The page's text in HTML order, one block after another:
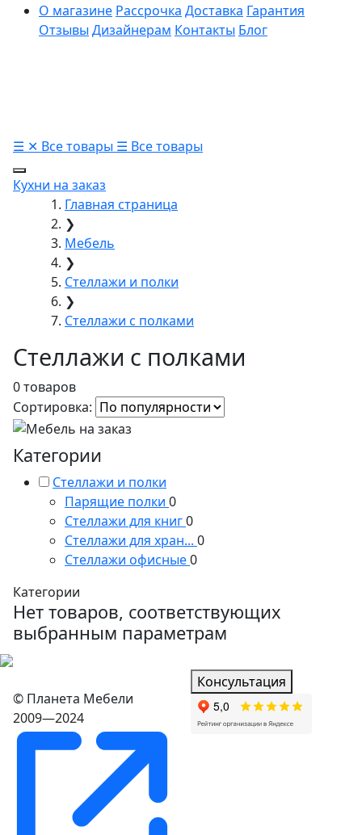
О магазине Рассрочка Доставка Гарантия
Отзывы Дизайнерам Контакты Блог
☰ ✕ Все товары ☰ Все товары
Кухни на заказ
Главная страница
❯
Мебель
❯
Стеллажи и полки
❯
Стеллажи с полками
Стеллажи с полками
0 товаров
Сортировка:
Категории
Стеллажи и полки
Парящие полки 0
Стеллажи для книг0
Стеллажи для хран... 0
Стеллажи офисные0
Категории
Нет товаров, соответствующих
выбранным параметрам
© Планета Мебели
2009—2024
Консультация